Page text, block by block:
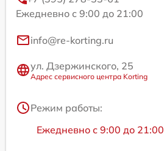
Ежедневно с 9:00 до 21:00
info@re-korting.ru
ул. Дзержинского, 25
Адрес сервисного центра Korting
Режим работы:
Ежедневно с 9:00 до 21:00